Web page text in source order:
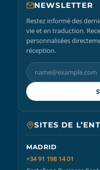
NEWSLETTER
Restez informé des
vie et en traduction.
personnalisées
réception.
SITES DE
MADRID
+34 91 198 14 01